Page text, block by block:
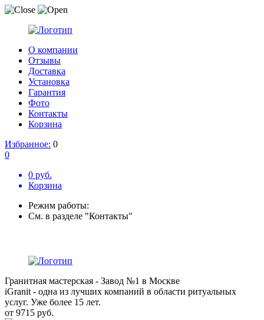
О компании
Отзывы
Доставка
Установка
Гарантия
Фото
Контакты
Корзина
Избранное: 0
0
0 руб.
Корзина
Режим работы:
См. в разделе "Контакты"
Гранитная мастерская - Завод №1 в Москве
iGranit - одна из лучших компаний в области ритуальных
услуг. Уже более 15 лет.
от 9715 руб.